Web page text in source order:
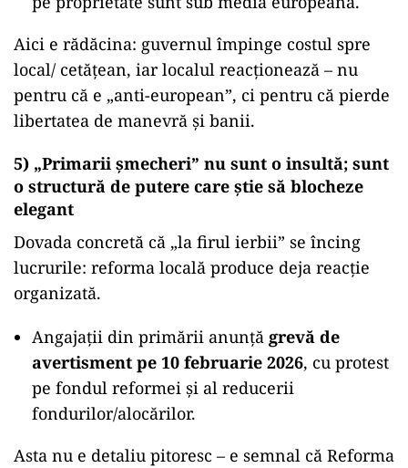
Aici e rădăcina: guvernul împinge costul spre
local/ cetățean, iar localul reacționează – nu
pentru că e „anti-european”, ci pentru că pierde
libertatea de manevră și banii.
5) „Primarii șmecheri” nu sunt o insultă; sunt
o structură de putere care știe să blocheze
elegant
Dovada concretă că „la firul ierbii” se încing
lucrurile: reforma locală produce deja reacție
organizată.
Angajații din primării anunță grevă de
avertisment pe 10 februarie 2026, cu protest
pe fondul reformei și al reducerii
fondurilor/alocărilor.
Asta nu e detaliu pitoresc – e semnal că Reforma